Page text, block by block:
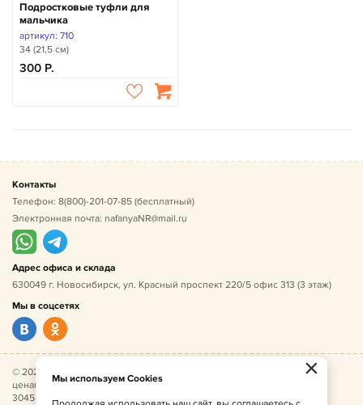
Подростковые туфли для
мальчика
артикул: 710
34 (21,5 см)
300
Контакты
Телефон: 8(800)-201-07-85 (бесплатный)
Электронная почта: nafanyaNR@mail.ru
Адрес офиса и склада
630049 г. Новосибирск, ул. Красный проспект 220/5 офис 313 (3 этаж)
Мы в соцсетях
© 2026 Нафаня — оптовые поставки детской одежды по
ценам производителя. ИНН 541005493544, ОГРН
304541027500052.
×
Мы используем Cookies